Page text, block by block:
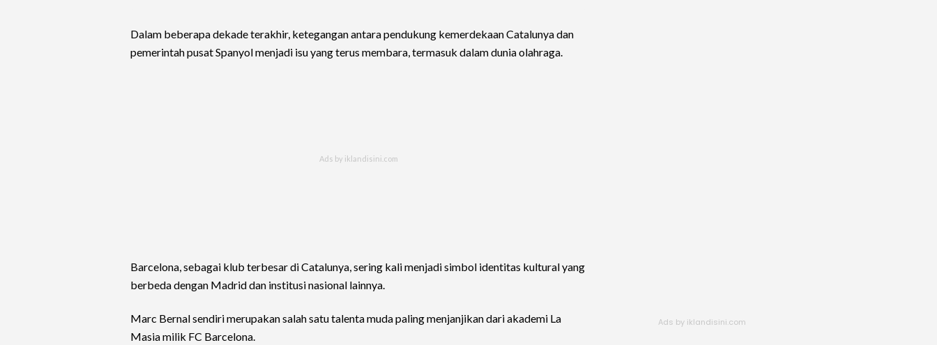
Dalam beberapa dekade terakhir, ketegangan antara pendukung kemerdekaan Catalunya dan
pemerintah pusat Spanyol menjadi isu yang terus membara, termasuk dalam dunia olahraga.
Barcelona, sebagai klub terbesar di Catalunya, sering kali menjadi simbol identitas kultural yang
berbeda dengan Madrid dan institusi nasional lainnya.
Marc Bernal sendiri merupakan salah satu talenta muda paling menjanjikan dari akademi La
Masia milik FC Barcelona.